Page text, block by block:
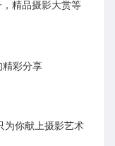
精品摄影大赏等
精彩分享
为你献上摄影艺术